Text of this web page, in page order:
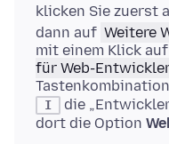
klicken Sie zuerst
dann auf Weitere
mit einem Klick
für Web-
Tastenkombination
I
die
dort die Option